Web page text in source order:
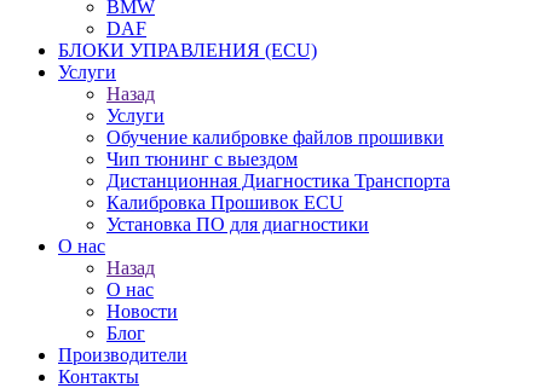
BMW
DAF
БЛОКИ УПРАВЛЕНИЯ (ECU)
Услуги
Назад
Услуги
Обучение калибровке файлов прошивки
Чип тюнинг с выездом
Дистанционная Диагностика Транспорта
Калибровка Прошивок ECU
Установка ПО для диагностики
О нас
Назад
О нас
Новости
Блог
Производители
Контакты